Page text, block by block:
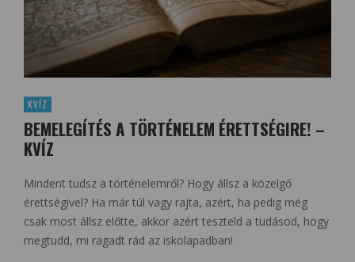
KVÍZ
BEMELEGÍTÉS A TÖRTÉNELEM ÉRETTSÉGIRE! –
KVÍZ
Mindent tudsz a történelemről? Hogy állsz a közelgő
érettségivel? Ha már túl vagy rajta, azért, ha pedig még
csak most állsz előtte, akkor azért teszteld a tudásod, hogy
megtudd, mi ragadt rád az iskolapadban!